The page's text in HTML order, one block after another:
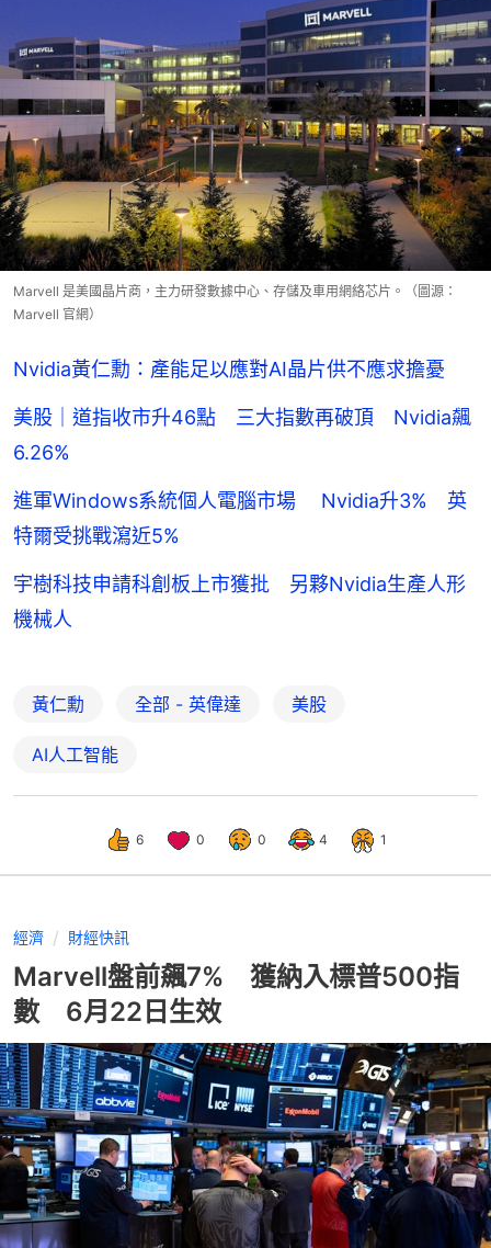
Marvell 是美國晶片商，主力研發數據中心、存儲及車用網絡芯片。（圖源：
Marvell 官網）
Nvidia黃仁勳：產能足以應對AI晶片供不應求擔憂
美股｜道指收市升46點 三大指數再破頂 Nvidia飆
6.26%
進軍Windows系統個人電腦市場 Nvidia升3% 英
特爾受挑戰瀉近5%
宇樹科技申請科創板上市獲批 另夥Nvidia生產人形
機械人
黃仁勳 全部 - 英偉達 美股
AI人工智能
6 0 0 4 1
經濟 財經快訊
Marvell盤前飆7% 獲納入標普500指
數 6月22日生效